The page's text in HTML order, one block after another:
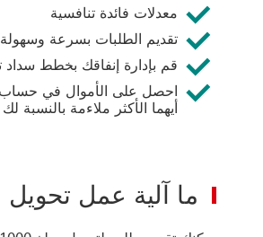
معدلات فائدة تنافسية
تقديم الطلبات بسرعة وسهولة
قم بإدارة إنفاقك بخطط سداد تتراوح من 3
أيهما الأكثر ملاءمة بالنسبة لك
ما آلية عمل تحويل